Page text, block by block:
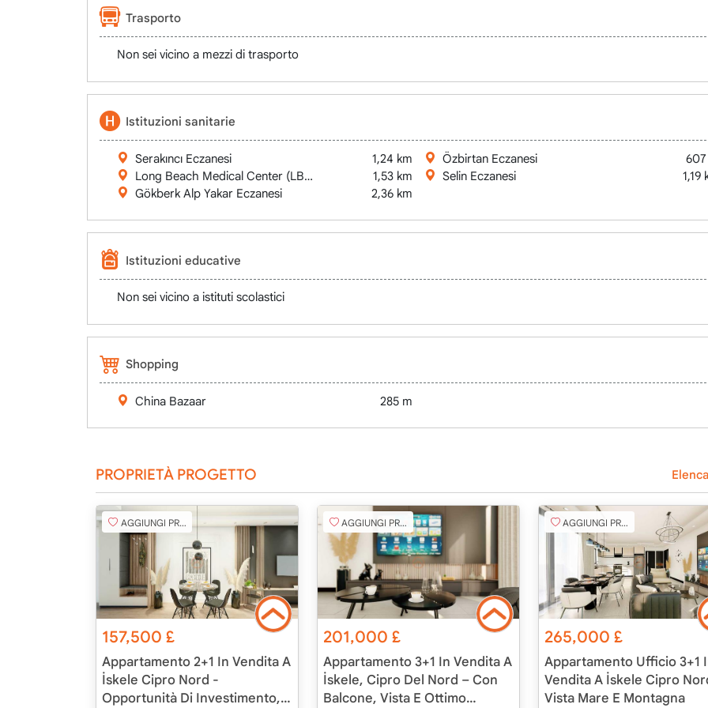
Trasporto
Non sei vicino a mezzi di trasporto
Istituzioni sanitarie
Serakıncı Eczanesi
1,24 km
Long Beach Medical Center (LBMC)
1,53 km
Gökberk Alp Yakar Eczanesi
2,36 km
Özbirtan Eczanesi
Selin Eczanesi
1,19
Istituzioni educative
Non sei vicino a istituti scolastici
Shopping
China Bazaar 285 m
PROPRIETÀ PROGETTO
AGGIUNGI PREFERITO
157,500£
Appartamento 2+1 In Vendita A
İskele Cipro Nord -
Opportunità Di Investimento,
AGGIUNGI PREFERITO
201,000£
Appartamento 3+1 In Vendita A
İskele, Cipro Del Nord – Con
Balcone, Vista E Ottimo
AGGIUNGI PREFERITO
265,000£
Appartamento Ufficio 3+1
Vendita A İskele Cipro
Vista Mare E Montagna